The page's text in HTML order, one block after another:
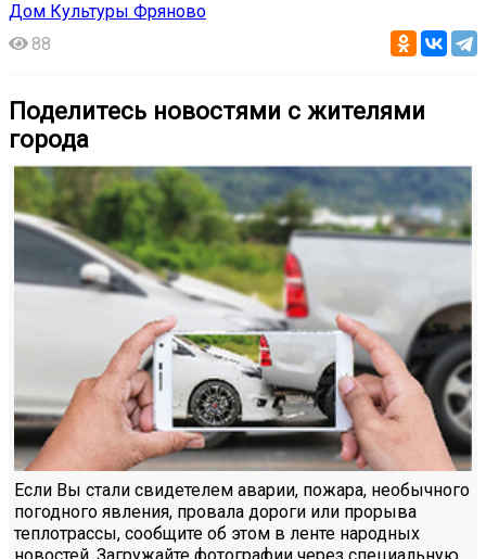
Дом Культуры Фряново
88
Поделитесь новостями с жителями
города
Если Вы стали свидетелем аварии, пожара, необычного
погодного явления, провала дороги или прорыва
теплотрассы, сообщите об этом в ленте народных